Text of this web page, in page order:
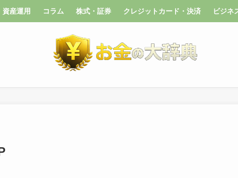
資産運用 コラム 株式・証券 クレジットカード・決済 ビジネ